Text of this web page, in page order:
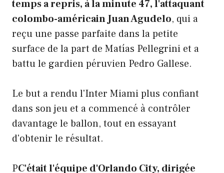
temps a repris, à la minute 47, l'attaquant
colombo-américain Juan Agudelo, qui a
reçu une passe parfaite dans la petite
surface de la part de Matías Pellegrini et a
battu le gardien péruvien Pedro Gallese.
Le but a rendu l'Inter Miami plus confiant
dans son jeu et a commencé à contrôler
davantage le ballon, tout en essayant
d'obtenir le résultat.
PC'était l'équipe d'Orlando City, dirigée